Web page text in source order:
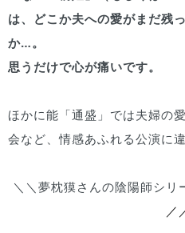
は、どこか夫への愛がまだ残
か…。
思うだけで心が痛いです。
ほかに能「通盛」では夫婦の
会など、情感あふれる公演に
＼＼夢枕獏さんの陰陽師シリ
／